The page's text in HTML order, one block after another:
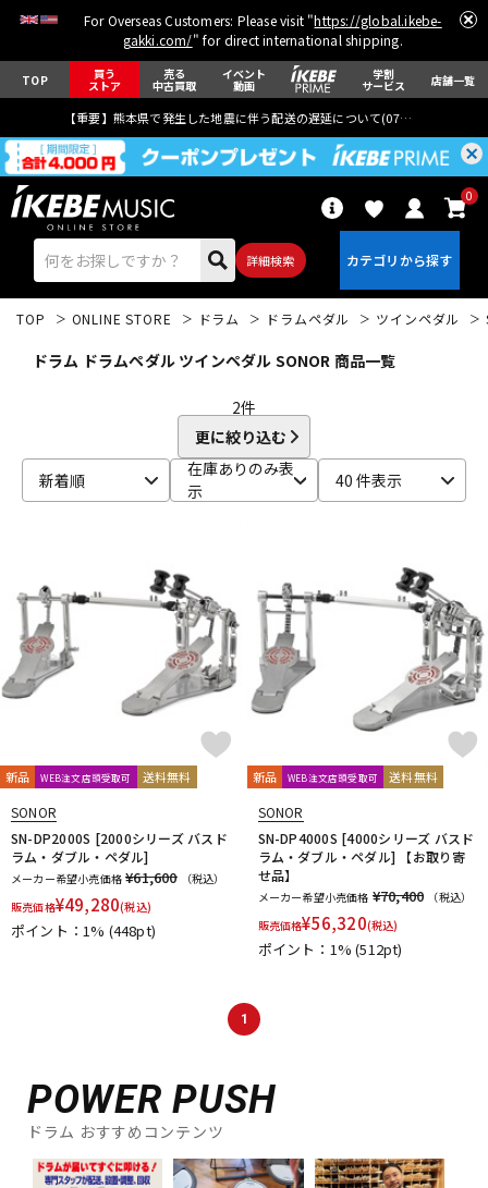
For Overseas Customers: Please visit "https://global.ikebe-
gakki.com/" for direct international shipping.
TOP 買う
ストア
売る
中古買取
イベント
動画
学割
サービス 店舗一覧
【重要】熊本県で発生した地震に伴う配送の遅延について(07月29日
詳細検索
0
ドラム パーカッション
キーボード
アンプ エフェクター
DJ機器
TOP ONLINE STORE ドラム ドラムペダル ツインペダル
ドラム ドラムペダル ツインペダル SONOR 商品一覧
2件
更に絞り込む
新着順
在庫ありのみ表
示
40 件表示
新品 WEB注文店頭受取可 送料無料
SONOR
SN-DP2000S [2000シリーズ バスド
ラム・ダブル・ペダル]
メーカー希望小売価格 ¥61,600
（税込）
販売価格¥49,280(税込)
ポイント：1% (448pt)
新品 WEB注文店頭受取可 送料無料
SONOR
SN-DP4000S [4000シリーズ バスド
ラム・ダブル・ペダル] 【お取り寄
せ品】
メーカー希望小売価格 ¥70,400
（税込）
販売価格¥56,320(税込)
ポイント：1%(512pt)
1
POWER PUSH
ドラム おすすめコンテンツ